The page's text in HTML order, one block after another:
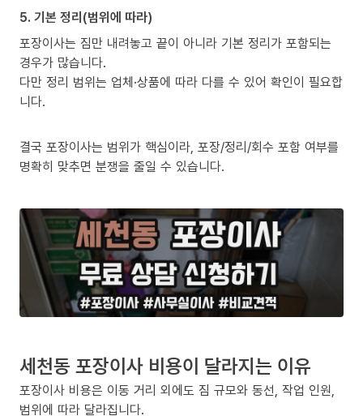
5. 기본 정리(범위에 따라)
포장이사는 짐만 내려놓고 끝이 아니라 기본 정리가 포함되는
경우가 많습니다.
다만 정리 범위는 업체·상품에 따라 다를 수 있어 확인이 필요합
니다.
결국 포장이사는 범위가 핵심이라, 포장/정리/회수 포함 여부를
명확히 맞추면 분쟁을 줄일 수 있습니다.
세천동 포장이사 비용이 달라지는 이유
포장이사 비용은 이동 거리 외에도 짐 규모와 동선, 작업 인원,
범위에 따라 달라집니다.